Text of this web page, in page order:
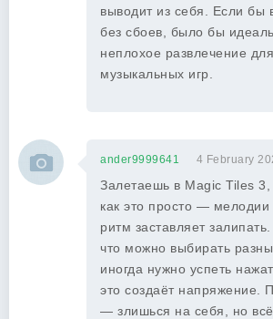
выводит из себя. Если бы
без сбоев, было бы
неплохое развлечение
музыкальных игр.
ander9999641 4 February
Залетаешь в Magic Tiles
как это просто —
ритм заставляет
что можно выбирать
иногда нужно успеть
это создаёт напряжение.
— злишься на себя, но всё